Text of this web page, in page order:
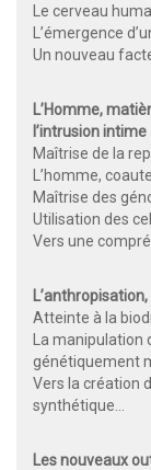
Le cerveau
L’émergence
Un nouveau
L’Homme,
l’intrusion intime
Maîtrise de la
L’homme,
Maîtrise des
Utilisation des
Vers une
Atteinte à la
La
génétiquement
Vers la création
synthétique...
Les nouveaux